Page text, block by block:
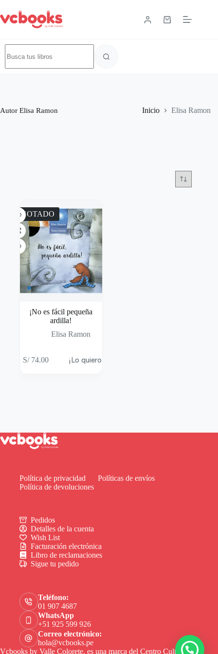
Autor Elisa Ramon Inicio Elisa Ramon
AGOTADO
¡No es fácil pequeña
ardilla!
Elisa Ramon
S/74.00 ¡Lo quiero!
Política de privacidad
Políticas de envíos
Política de devoluciones
Pedidos
Detalles de la cuenta
Wish List
Facturación electrónica
Libro de reclamaciones
Sigue tu pedido
Teléfono:
01 907 4687
WhatsApp
+51 925 599 926
Correo electrónico:
hola@vcbooks.pe
Vcbooks by Valle Colorete, es una marca del Centro Cultural